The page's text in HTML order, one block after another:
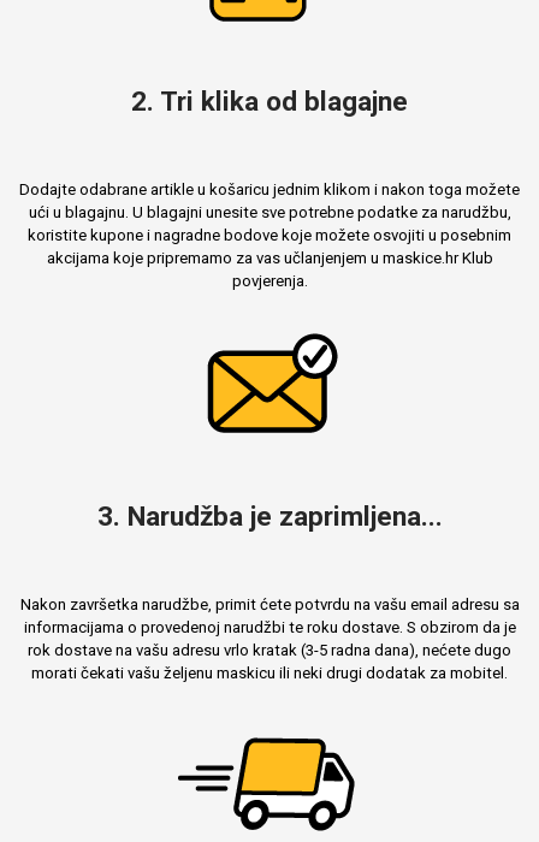
2. Tri klika od blagajne
Dodajte odabrane artikle u košaricu jednim klikom i nakon toga možete
ući u blagajnu. U blagajni unesite sve potrebne podatke za narudžbu,
koristite kupone i nagradne bodove koje možete osvojiti u posebnim
akcijama koje pripremamo za vas učlanjenjem u maskice.hr Klub
povjerenja.
3. Narudžba je zaprimljena...
Nakon završetka narudžbe, primit ćete potvrdu na vašu email adresu sa
informacijama o provedenoj narudžbi te roku dostave. S obzirom da je
rok dostave na vašu adresu vrlo kratak (3-5 radna dana), nećete dugo
morati čekati vašu željenu maskicu ili neki drugi dodatak za mobitel.